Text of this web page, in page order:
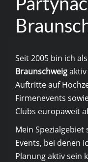
Seit 2005 bin ich
Braunschweig
Auftritte auf
Firmenevents
Clubs europaweit
Mein
Events, bei denen
Planung aktiv sein